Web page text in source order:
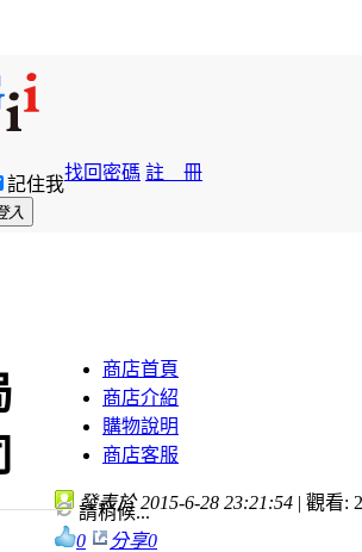
記住我
找回密碼 註 冊
入
商店首頁
商店介紹
購物說明
商店客服
發表於 2015-6-28 23:21:54 | 觀看:
請稍候...
0
分享0